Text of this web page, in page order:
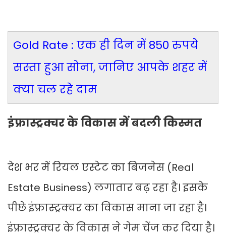
Gold Rate : एक ही दिन में 850 रुपये
सस्ता हुआ सोना, जानिए आपके शहर में
क्या चल रहे दाम
इंफ्रास्ट्रक्चर के विकास में बदली किस्मत
देश भर में रियल एस्टेट का बिजनेस (Real
Estate Business) लगातार बढ़ रहा है। इसके
पीछे इंफ्रास्ट्रक्चर का विकास माना जा रहा है।
इंफ्रास्ट्रक्चर के विकास ने गेम चेंज कर दिया है।